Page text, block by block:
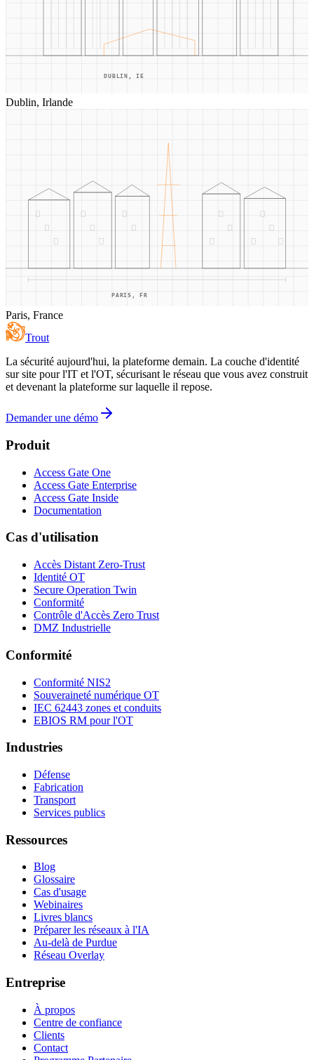
DUBLIN, IE
Dublin, Irlande
PARIS, FR
Paris, France
Trout
La sécurité aujourd'hui, la plateforme demain. La couche d'identité
sur site pour l'IT et l'OT, sécurisant le réseau que vous avez construit
et devenant la plateforme sur laquelle il repose.
Demander une démo
Produit
Access Gate One
Access Gate Enterprise
Access Gate Inside
Documentation
Cas d'utilisation
Accès Distant Zero-Trust
Identité OT
Secure Operation Twin
Conformité
Contrôle d'Accès Zero Trust
DMZ Industrielle
Conformité
Conformité NIS2
Souveraineté numérique OT
IEC 62443 zones et conduits
EBIOS RM pour l'OT
Industries
Défense
Fabrication
Transport
Services publics
Ressources
Blog
Glossaire
Cas d'usage
Webinaires
Livres blancs
Préparer les réseaux à l'IA
Au-delà de Purdue
Réseau Overlay
Entreprise
À propos
Centre de confiance
Clients
Contact